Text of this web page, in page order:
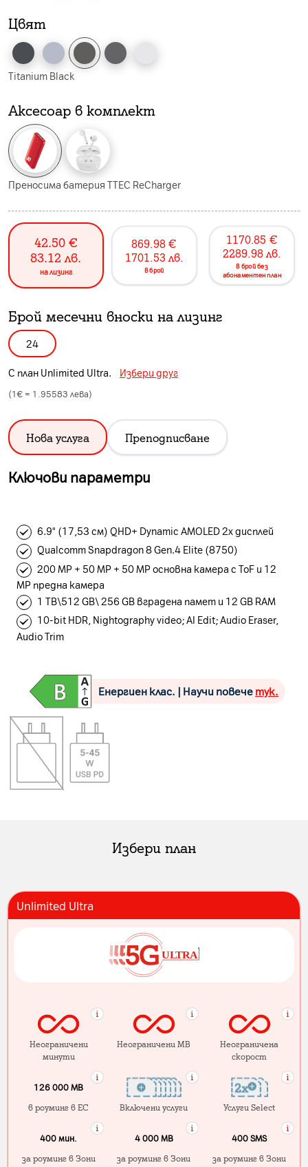
Цвят
Titanium Black
Аксесоар в комплект
Преносима батерия TTEC ReCharger
42.50 €
83.12 лв.
на лизинг
869.98 €
1701.53 лв.
в брой
1170.85 €
2289.98 лв.
в брой без
абонаментен план
Брой месечни вноски на лизинг
24
С план Unlimited Ultra. Избери друг
(1€ = 1.95583 лева)
Нова услуга Преподписване
Ключови параметри
6.9" (17,53 см) QHD+ Dynamic AMOLED 2x дисплей
Qualcomm Snapdragon 8 Gen.4 Elite (8750)
200 MP + 50 MP + 50 MP основна камера с ToF и 12
MP предна камера
1 TB\512 GB\ 256 GB вградена памет и 12 GB RAM
10-bit HDR, Nightography video; AI Edit; Audio Eraser,
Audio Trim
Енергиен клас. | Научи повече тук.
Избери план
Unlimited Ultra
Неограничени
минути
Неограничени MB
Неограничена
скорост
126 000 MB
в роуминг в ЕС
Включени услуги Услуги Select
400 мин.
за роуминг в Зони
4 000 МB
за роуминг в Зони
400 SMS
за роуминг в Зони